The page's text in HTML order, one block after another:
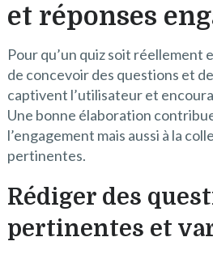
et réponses
Pour qu’un quiz soit réellement
de concevoir des questions et
captivent l’utilisateur et
Une bonne élaboration
l’engagement mais aussi à la
pertinentes.
Rédiger des
pertinentes et